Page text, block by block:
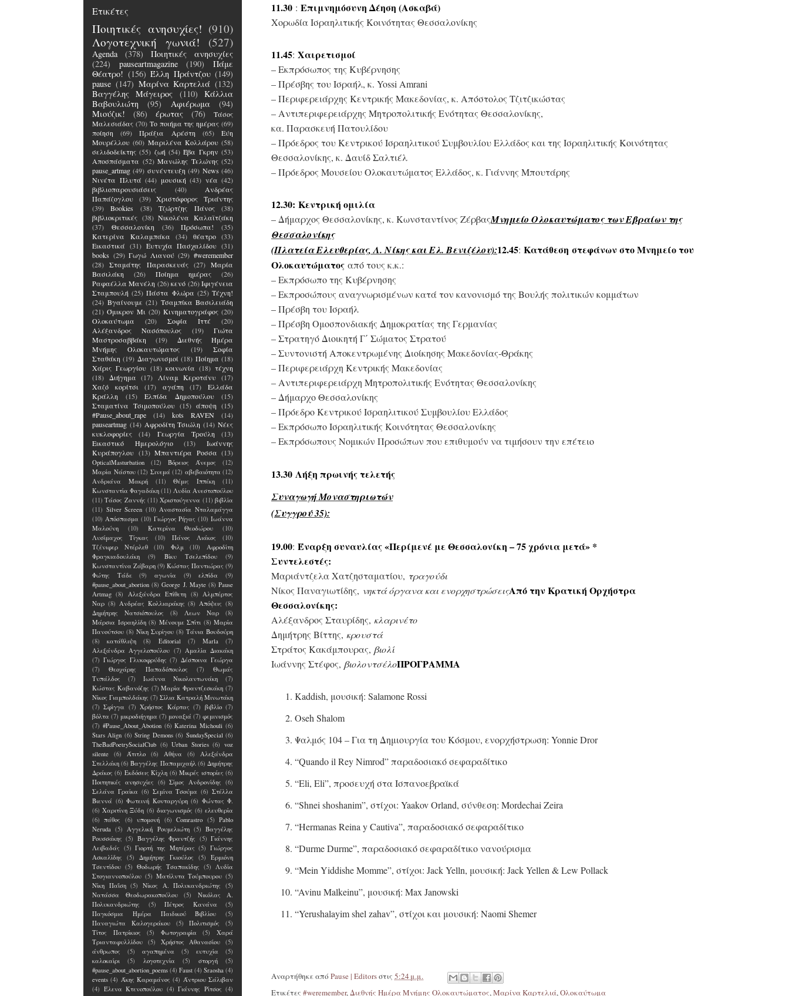
11.30 : Επιμνημόσυνη Δέηση (Ασκαβά)
Χορωδία Ισραηλιτικής Κοινότητας Θεσσαλονίκης
11.45: Χαιρετισμοί
– Εκπρόσωπος της Κυβέρνησης
– Πρέσβης του Ισραήλ, κ. Yossi Amrani
– Περιφερειάρχης Κεντρικής Μακεδονίας, κ. Απόστολος Τζιτζικώστας
– Αντιπεριφερειάρχης Μητροπολιτικής Ενότητας Θεσσαλονίκης,
κα. Παρασκευή Πατουλίδου
– Πρόεδρος του Κεντρικού Ισραηλιτικού Συμβουλίου Ελλάδος και της Ισραηλιτικής Κοινότητας
Θεσσαλονίκης, κ. Δαυίδ Σαλτιέλ
– Πρόεδρος Μουσείου Ολοκαυτώματος Ελλάδος, κ. Γιάννης Μπουτάρης
12.30: Κεντρική ομιλία
– Δήμαρχος Θεσσαλονίκης, κ. Κωνσταντίνος ΖέρβαςΜνημείο Ολοκαυτώματος των Εβραίων της
Θεσσαλονίκης
(Πλατεία Ελευθερίας, Λ. Νίκης και Ελ. Βενιζέλου):12.45: Κατάθεση στεφάνων στο Μνημείο του
Ολοκαυτώματος από τους κ.κ.:
– Εκπρόσωπο της Κυβέρνησης
– Εκπροσώπους αναγνωρισμένων κατά τον κανονισμό της Βουλής πολιτικών κομμάτων
– Πρέσβη του Ισραήλ
– Πρέσβη Ομοσπονδιακής Δημοκρατίας της Γερμανίας
– Στρατηγό Διοικητή Γ΄ Σώματος Στρατού
– Συντονιστή Αποκεντρωμένης Διοίκησης Μακεδονίας-Θράκης
– Περιφερειάρχη Κεντρικής Μακεδονίας
– Αντιπεριφερειάρχη Μητροπολιτικής Ενότητας Θεσσαλονίκης
– Δήμαρχο Θεσσαλονίκης
– Πρόεδρο Κεντρικού Ισραηλιτικού Συμβουλίου Ελλάδος
– Εκπρόσωπο Ισραηλιτικής Κοινότητας Θεσσαλονίκης
– Εκπρόσωπους Νομικών Προσώπων που επιθυμούν να τιμήσουν την επέτειο
13.30 Λήξη πρωινής τελετής
Συναγωγή Μοναστηριωτών
(Συγγρού 35):
19.00: Έναρξη συναυλίας «Περίμενέ με Θεσσαλονίκη – 75 χρόνια μετά» *
Συντελεστές:
Μαριάντζελα Χατζησταματίου, τραγούδι
Νίκος Παναγιωτίδης, νηκτά όργανα και ενορχηστρώσειςΑπό την Κρατική Ορχήστρα
Θεσσαλονίκης:
Αλέξανδρος Σταυρίδης, κλαρινέτο
Δημήτρης Βίττης, κρουστά
Στράτος Κακάμπουρας, βιολί
Ιωάννης Στέφος, βιολοντσέλοΠΡΟΓΡΑΜΜΑ
Kaddish, μουσική: Salamone Rossi
Oseh Shalom
Ψαλμός 104 – Για τη Δημιουργία του Κόσμου, ενορχήστρωση: Yonnie Dror
“Quando il Rey Nimrod” παραδοσιακό σεφαραδίτικο
“Eli, Eli”, προσευχή στα Ισπανοεβραϊκά
“Shnei shoshanim”, στίχοι: Yaakov Orland, σύνθεση: Mordechai Zeira
“Hermanas Reina y Cautiva”, παραδοσιακό σεφαραδίτικο
“Durme Durme”, παραδοσιακό σεφαραδίτικο νανούρισμα
“Mein Yiddishe Momme”, στίχοι: Jack Yelln, μουσική: Jack Yellen & Lew Pollack
“Avinu Malkeinu”, μουσική: Max Janowski
“Yerushalayim shel zahav”, στίχοι και μουσική: Naomi Shemer
Αναρτήθηκε από Pause | Editorsστις 5:24 μ.μ.
Ετικέτες #weremember,Διεθνής Ημέρα Μνήμης Ολοκαυτώματος,Μαρίνα Καρτελιά,Ολοκαύτωμα
Ετικέτες
Ποιητικές ανησυχίες! (910)
Λογοτεχνική γωνιά!
(527)
Agenda (378)
Ποιητικές ανησυχίες
(224)
pauseartmagazine (190)
Πάμε
Θέατρο! (156) Έλλη Πράντζου (149)
pause (147) Μαρίνα Καρτελιά (132)
Βαγγέλης Μάγειρος
(110)
Κάλλια
Βαβουλιώτη
(95) Αφιέρωμα
(94)
Μιούζικ!
(86) έρωτας (76)
Τάσος
Μαλεσιάδας (70) Το ποιήμα της ημέρας (69)
ποίηση
(69) Πράξια Αρέστη (65)
Εύη
Μουρέλλου (60) Μαριλένα Κολλάρου (58)
σελιδοδείκτης (55) ζωή (54) Έβα Γκρην (53)
Αποσπάσματα (52) Μανώλης Τελώνης (52)
pause_artmag (49) συνέντευξη (49) News (46)
Νινέτα Πλυτά (44) μουσική (43) νέα (42)
βιβλιοπαρουσιάσεις
(40)
Ανδρέας
Παπάζογλου
(39)
Χριστόφορος Τριάντης
(39)
Bookies (38) Τζώρτζης Πάνος
(38)
βιβλιοκριτικές (38) Νικολένα Καλαϊτζάκη
(37)
Θεσσαλονίκη (36) Πρόσωπα!
(35)
Κατερίνα Καλαμπάκα
(34) θέατρο (33)
Εικαστικά (31) Ευτυχία Πασχαλίδου (31)
books (29) Γωγώ Λιανού (29) #weremember
(28) Σταμάτης Παρασκευάς (27) Μαρία
Βασιλάκη
(26) Ποίημα ημέρας
(26)
Ραφαέλλα Μανέλη (26) κενό (26) Ιφιγένεια
Σταμπουλή (25) Πάστα Φλώρα (25) Τέχνη!
(24) Βγαίνουμε (21) Τσαμπίκα Βασιλειάδη
(21) Όμικρον Μι (20) Κινηματογράφος (20)
Ολοκαύτωμα
(20) Σοφία Ιττέ
(20)
Αλέξανδρος Νασόπουλος
(19)
Γιώτα
Μαστροσαββάκη
(19)
Διεθνής Ημέρα
Μνήμης Ολοκαυτώματος
(19)
Σοφία
Σταθάκη (19) Διαγωνισμοί (18) Ποίημα (18)
Χάρις Γεωργίου (18) κοινωνία (18) τέχνη
(18)
Διήγημα (17) Λίναμ Κεροτάνυ (17)
Χαζό κορίτσι
(17) αγάπη (17)
Ελλάδα
Κράλλη
(15) Ελπίδα Δημοπούλου
(15)
Σταματίνα Τσιμοπούλου (15) άποψη (15)
#Pause_about_rape
(14) kots RAVEN
(14)
pauseartmag (14) Αφροδίτη Τσιώλη (14) Νέες
κυκλοφορίες
(14) Γεωργία Τρούλη
(13)
Εικαστικό Ημερολόγιο
(13)
Ιωάννης
Κυράπογλου (13) Μπαντιέρα Ροσσα (13)
OpticalMasturbation (12) Βόρειος Άνεμος
(12)
Μαρία Νάστου (12) Σινεμά (12) αβεβαιότητα (12)
Ανδριάνα Μακρή
(11) Θέμις Ιππέκη
(11)
Κωνσταντία Φαγαδάκη (11) Λυδία Ανεστοπούλου
(11) Τάσος Ζαννής (11) Χριστούγεννα (11) βιβλία
(11) Silver Screen (10) Αναστασία Νταλαμάγγα
(10) Απόσπασμα (10) Γιώργος Ρήγας (10) Ιωάννα
Μαλούνη
(10) Κατερίνα Θεοδώρου
(10)
Λυσίμαχος Τίγκας
(10) Πάνος Λιάκος
(10)
Τζένιφερ Ντέρλεθ
(10) Φιλμ (10)
Αφροδίτη
Φραγκιαδουλάκη
(9) Βίκυ Τσελεπίδου
(9)
Κωνσταντίνα Ζάβαρη (9) Κώστας Παντιώρας (9)
Φώτης Τάδε
(9) αγωνία (9) ελπίδα
(9)
#pause_about_abortion (8) George J. Mayte (8) Pause
Artmag (8) Αλεξάνδρα Επίθετη (8) Αλμπέρτος
Ναρ (8) Ανδρέας Κολλιαράκης (8) Απόψεις (8)
Δημήτρης Νατσιόπουλος
(8) Λεων Ναρ
(8)
Μάρσια Ισραηλίδη (8) Μένουμε Σπίτι (8) Μαρία
Πανούτσου (8) Νίκη Συρίγου (8) Τάνια Βουδούρη
(8)
κατάθλιψη (8) Editorial (7) Marla
(7)
Αλεξάνδρα Αγγελοπούλου (7) Αμαλία Διακάκη
(7) Γιώργος Γλυκοφρύδης (7) Δέσποινα Γεώργα
(7)
Θεοχάρης Παπαδόπουλος (7)
Θωμάς
Τυπάλδος
(7) Ιωάννα Νικολαντωνάκη
(7)
Κώστας Καβανόζης (7) Μαρία Φραντζεσκάκη (7)
Νίκος Γιαμπολδάκης (7) Σίλια Κατραλή Μινωτάκη
(7) Σφίγγα (7) Χρήστος Κάρτας (7) βιβλίο (7)
βόλτα (7) μικροδιήγημα (7) μοναξιά (7) φεμινισμός
(7) #Pause_About_Abotion (6) Katerina Michouli (6)
Stars Align (6) String Demons (6) SundaySpecial (6)
TheBadPoetrySocialClub (6) Urban Stories (6) voz
silente
(6) Άτιτλο (6) Αθήνα (6)
Αλεξάνδρα
Στελλάκη (6) Βαγγέλης Παπαμιχαήλ (6) Δημήτρης
Δράκος (6) Εκδόσεις Κίχλη (6) Μικρές ιστορίες (6)
Ποιτητικές ανησυχίες (6) Σίμος Ανδρονίδης (6)
Σελάνα Γραίκα (6) Σεμίνα Τσούμα (6) Στέλλα
Βιεννά (6) Φωτεινή Κονταργύρη (6) Φώντας Φ.
(6) Χαριτίνη Ξύδη (6) διαγωνισμός (6) ελευθερία
(6)
πάθος (6) υπομονή (6) Comrastro (5) Pablo
Neruda (5) Αγγελική Ρουμελιώτη (5) Βαγγέλης
Ρουσσάκης (5) Βαγγέλης Φραντζής (5) Γιάννης
Λειβαδάς (5) Γιορτή της Μητέρας (5) Γιώργος
Ασκαλίδης
(5) Δημήτρης Γκιούλος (5)
Ερμιόνη
Τσεντίδου (5) Θοδωρής Τσαπακίδης (5) Λυδία
Στογιαννοπούλου (5) Ματίλντα Τούμπουρου (5)
Νίκη Παΐση (5) Νίκος Α. Πολυκανδριώτης
(5)
Νατάσσα Θεοδωρακοπούλου
(5)
Νικόλας Α.
Πολυκανδριώτης
(5) Πέτρος Κανάνα
(5)
Παγκόσμια Ημέρα Παιδικού Βιβλίου
(5)
Παναγιώτα Καλογεράκου
(5) Πολιτισμός
(5)
Τίτος Πατρίκιος
(5) Φωτογραφία (5)
Χαρά
Τριανταφυλλίδου
(5) Χρήστος Αθανασίου
(5)
άνθρωπος
(5) αγαπημένα (5) ευτυχία
(5)
καλοκαίρι
(5) λογοτεχνία (5) στοργή
(5)
#pause_about_abortion_poems (4) Faust (4) Sraosha (4)
events (4) Άκης Καραμάνος (4) Άντριου Σάλιβαν
(4) Έλενα Kτενοπούλου (4) Γιάννης Ρίτσος (4)